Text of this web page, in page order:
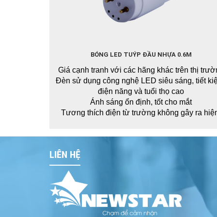
BÓNG LED TUÝP ĐẦU NHỰA 0.6M
Giá cạnh tranh với các hãng khác trên thị
Đèn sử dụng công nghệ LED siêu sáng, tiết
điện năng và tuổi thọ cao
Ánh sáng ổn định, tốt cho mắt
Tương thích điện từ trường không gây ra
phát ra tia tử ngoại, an toàn cho người sử
LIÊN HỆ